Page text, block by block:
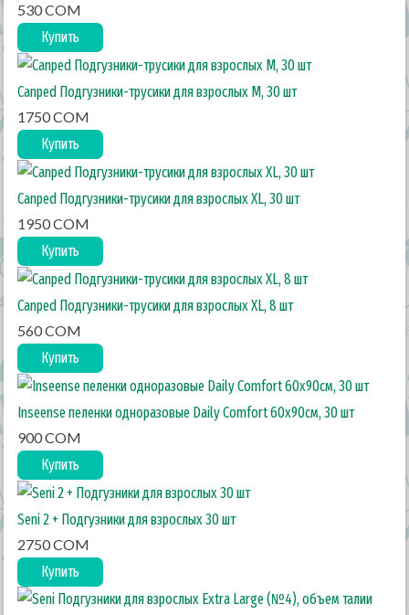
530 COM
Купить
Canped Подгузники-трусики для взрослых M, 30 шт
1750 COM
Купить
Canped Подгузники-трусики для взрослых XL, 30 шт
1950 COM
Купить
Canped Подгузники-трусики для взрослых XL, 8 шт
560 COM
Купить
Inseense пеленки одноразовые Daily Comfort 60х90см, 30 шт
900 COM
Купить
Seni 2 + Подгузники для взрослых 30 шт
2750 COM
Купить